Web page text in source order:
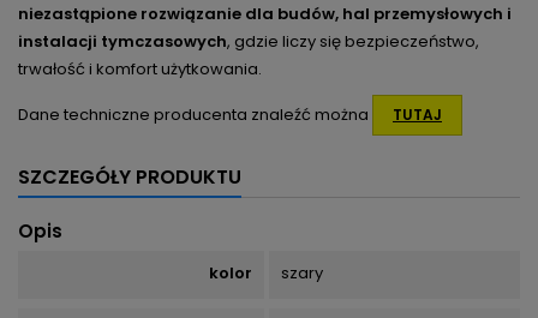
niezastąpione rozwiązanie dla budów, hal przemysłowych i
instalacji tymczasowych, gdzie liczy się bezpieczeństwo,
trwałość i komfort użytkowania.
Dane techniczne producenta znaleźć można
TUTAJ
SZCZEGÓŁY PRODUKTU
Opis
kolor szary